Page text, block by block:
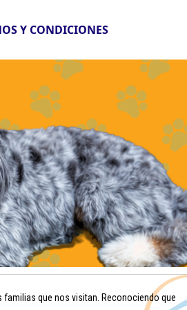
Y CONDICIONES
que nos visitan. Reconociendo que